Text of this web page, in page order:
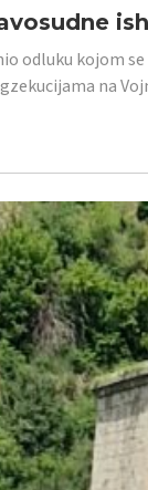
odluku kojom
na